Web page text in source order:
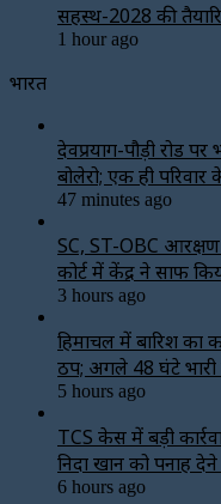
सिंहस्थ-2028 की
1 hour ago
भारत
देवप्रयाग-पौड़ी रोड
बोलेरो; एक ही परिवार
47 minutes ago
SC, ST-OBC
कोर्ट में केंद्र ने साफ
3 hours ago
हिमाचल में बारिश का
ठप; अगले 48 घंटे
5 hours ago
TCS केस में बड़ी
निदा खान को पनाह
6 hours ago